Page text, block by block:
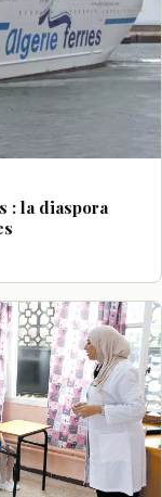
: la diaspora